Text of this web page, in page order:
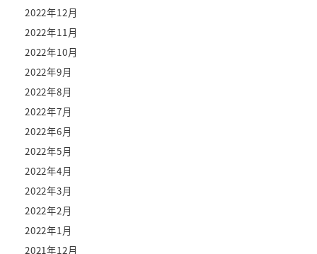
2022年12月
2022年11月
2022年10月
2022年9月
2022年8月
2022年7月
2022年6月
2022年5月
2022年4月
2022年3月
2022年2月
2022年1月
2021年12月